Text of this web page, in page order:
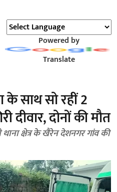
Powered by
Translate
के साथ सो रहीं 2
दीवार, दोनों की मौत
क्षेत्र के खैरेन देशनगर गांव की